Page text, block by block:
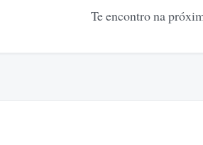
Te encontro na